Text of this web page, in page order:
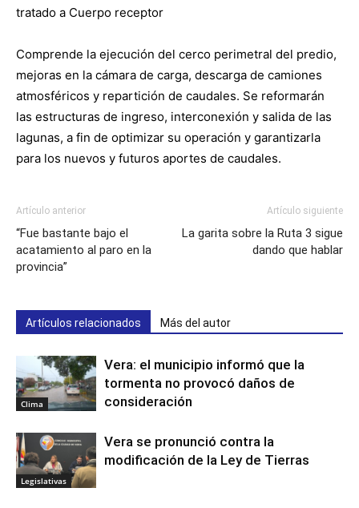
tratado a Cuerpo receptor
Comprende la ejecución del cerco perimetral del predio,
mejoras en la cámara de carga, descarga de camiones
atmosféricos y repartición de caudales. Se reformarán
las estructuras de ingreso, interconexión y salida de las
lagunas, a fin de optimizar su operación y garantizarla
para los nuevos y futuros aportes de caudales.
Artículo anterior
“Fue bastante bajo el
acatamiento al paro en la
provincia”
Artículo siguiente
La garita sobre la Ruta 3 sigue
dando que hablar
Artículos relacionados Más del autor
Clima
Vera: el municipio informó que la
tormenta no provocó daños de
consideración
Legislativas
Vera se pronunció contra la
modificación de la Ley de Tierras